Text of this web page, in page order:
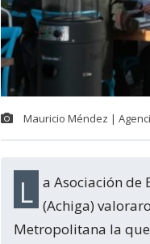
Mauricio Méndez |
La Asociación de Eventos de Chile (Asevech) y la Asociación de Gastronomía de Chile (Achiga)
Metropolitana la